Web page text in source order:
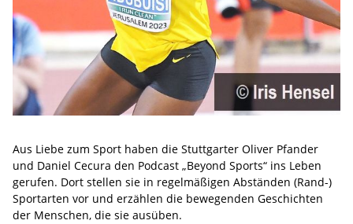
Aus Liebe zum Sport haben die Stuttgarter Oliver Pfander
und Daniel Cecura den Podcast „Beyond Sports“ ins Leben
gerufen. Dort stellen sie in regelmäßigen Abständen (Rand-)
Sportarten vor und erzählen die bewegenden Geschichten
der Menschen, die sie ausüben.